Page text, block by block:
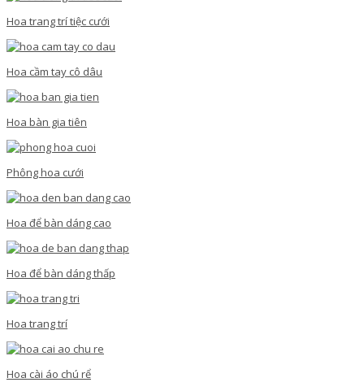
Hoa trang trí tiệc cưới
Hoa cầm tay cô dâu
Hoa bàn gia tiên
Phông hoa cưới
Hoa để bàn dáng cao
Hoa để bàn dáng thấp
Hoa trang trí
Hoa cài áo chú rể